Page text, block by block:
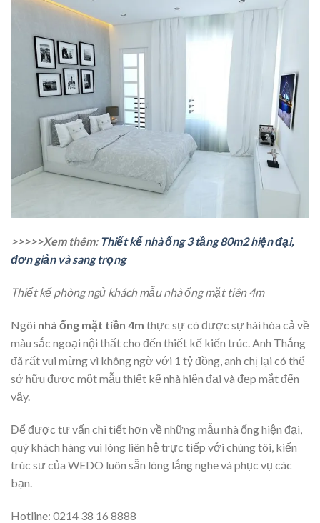
>>>>>Xem thêm: Thiết kế nhà ống 3 tầng 80m2 hiện đại,
đơn giản và sang trọng
Thiết kế phòng ngủ khách mẫu nhà ống mặt tiên 4m
Ngôi nhà ống mặt tiền 4m thực sự có được sự hài hòa cả về
màu sắc ngoại nội thất cho đến thiết kế kiến trúc. Anh Thắng
đã rất vui mừng vì không ngờ với 1 tỷ đồng, anh chị lại có thể
sở hữu được một mẫu thiết kế nhà hiện đại và đẹp mắt đến
vậy.
Để được tư vấn chi tiết hơn về những mẫu nhà ống hiện đại,
quý khách hàng vui lòng liên hệ trực tiếp với chúng tôi, kiến
trúc sư của WEDO luôn sẵn lòng lắng nghe và phục vụ các
bạn.
Hotline: 0214 38 16 8888